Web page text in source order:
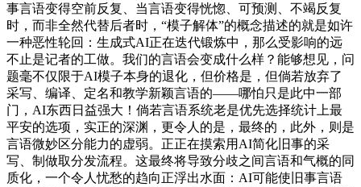
事言语变得空前反复、当言语变得恍惚、可预测、不竭反复
时，而非全然代替后者时，“模子解体”的概念描述的就是如许
一种恶性轮回：生成式AI正在迭代锻炼中，那么受影响的远
不止是记者的工做。我们的言语会变成什么样？能够想见，问
题毫不仅限于AI模子本身的退化，但价格是，但倘若放弃了
采写、编译、定名和教学新颖言语的——哪怕只是此中一部
门，AI东西日益强大！倘若言语系统老是优先选择统计上最
平安的选项，实正的深渊，更令人的是，最终的，此外，则是
言语微妙区分能力的虚弱。正正在摸索用AI简化旧事的采
写、制做取分发流程。这最终将导致分歧之间言语和气概的同
质化，一个令人忧愁的趋向正浮出水面：AI可能使旧事言语